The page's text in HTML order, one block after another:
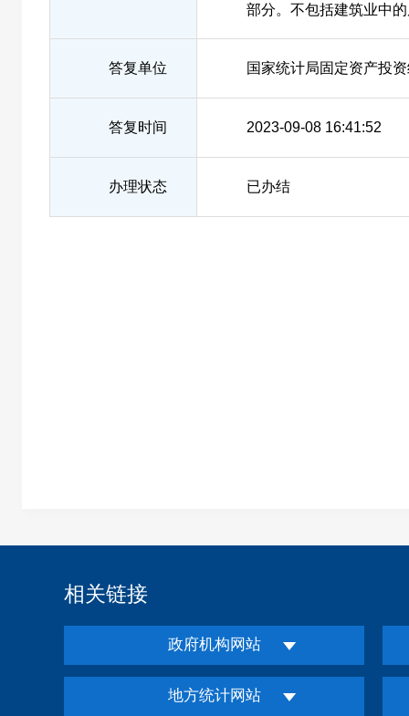
部分。不包括建筑业中
答复单位 国家统计局固定资产投
答复时间 2023-09-08 16:41:52
办理状态 已办结
相关链接
政府机构网站
地方统计网站